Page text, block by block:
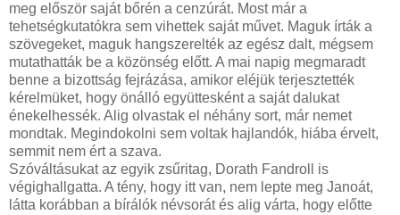
meg először saját bőrén a cenzúrát. Most már a
tehetségkutatókra sem vihettek saját művet. Maguk írták a
szövegeket, maguk hangszerelték az egész dalt, mégsem
mutathatták be a közönség előtt. A mai napig megmaradt
benne a bizottság fejrázása, amikor eléjük terjesztették
kérelmüket, hogy önálló együttesként a saját dalukat
énekelhessék. Alig olvastak el néhány sort, már nemet
mondtak. Megindokolni sem voltak hajlandók, hiába érvelt,
semmit nem ért a szava.
Szóváltásukat az egyik zsűritag, Dorath Fandroll is
végighallgatta. A tény, hogy itt van, nem lepte meg Janoát,
látta korábban a bírálók névsorát és alig várta, hogy előtte